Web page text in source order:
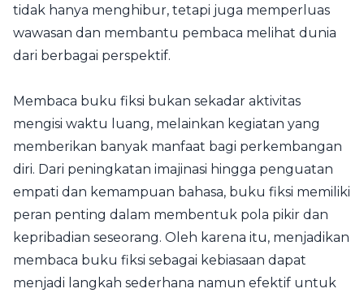
tidak hanya menghibur, tetapi juga memperluas
wawasan dan membantu pembaca melihat dunia
dari berbagai perspektif.
Membaca buku fiksi bukan sekadar aktivitas
mengisi waktu luang, melainkan kegiatan yang
memberikan banyak manfaat bagi perkembangan
diri. Dari peningkatan imajinasi hingga penguatan
empati dan kemampuan bahasa, buku fiksi memiliki
peran penting dalam membentuk pola pikir dan
kepribadian seseorang. Oleh karena itu, menjadikan
membaca buku fiksi sebagai kebiasaan dapat
menjadi langkah sederhana namun efektif untuk